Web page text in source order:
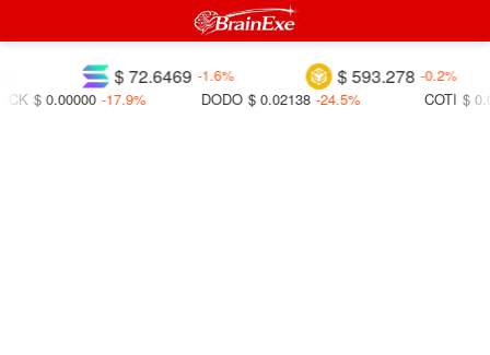
$ 593.278 -0.2%
$ 72.6469 -1.6%
COTI $
DODO $ 0.02138 -24.5%
$ 0.00000 -17.9%